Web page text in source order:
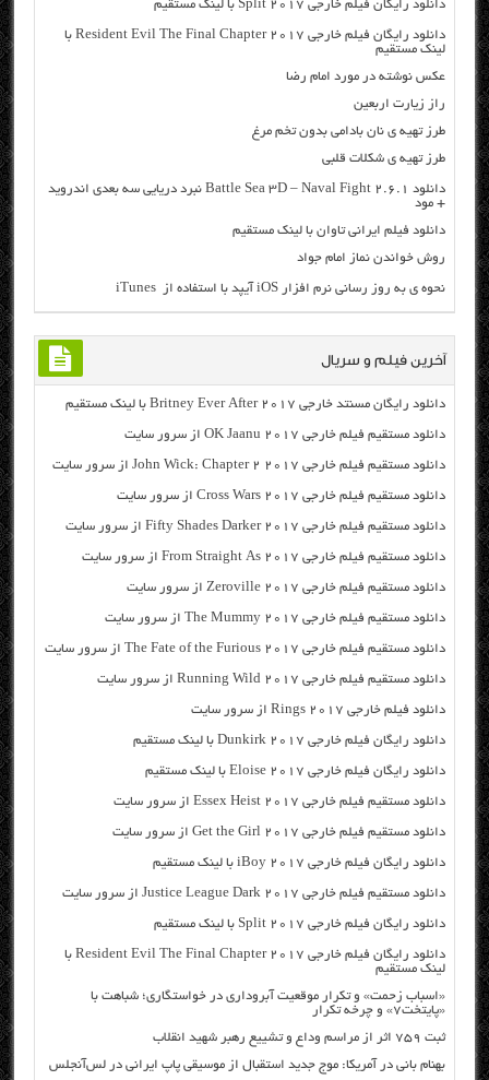
دانلود رایگان فیلم خارجی Split 2017 با لینک مستقیم
دانلود رایگان فیلم خارجی Resident Evil The Final Chapter 2017 با
لینک مستقیم
عکس نوشته در مورد امام رضا
راز زیارت اربعین
طرز تهیه ی نان بادامی بدون تخم مرغ
طرز تهیه ی شکلات قلبی
دانلود Battle Sea 3D – Naval Fight 2.6.1 نبرد دریایی سه بعدی اندروید
+ مود
دانلود فیلم ایرانی تاوان با لینک مستقیم
روش خواندن نماز امام جواد
نحوه ی به روز رسانی نرم افزار iOS آیپد با استفاده از iTunes
آخرین فیلم و سریال
دانلود رایگان مسنتد خارجی Britney Ever After 2017 با لینک مستقیم
دانلود مستقیم فیلم خارجی OK Jaanu 2017 از سرور سایت
دانلود مستقیم فیلم خارجی John Wick: Chapter 2 2017 از سرور سایت
دانلود مستقیم فیلم خارجی Cross Wars 2017 از سرور سایت
دانلود مستقیم فیلم خارجی Fifty Shades Darker 2017 از سرور سایت
دانلود مستقیم فیلم خارجی From Straight As 2017 از سرور سایت
دانلود مستقیم فیلم خارجی Zeroville 2017 از سرور سایت
دانلود مستقیم فیلم خارجی The Mummy 2017 از سرور سایت
دانلود مستقیم فیلم خارجی The Fate of the Furious 2017 از سرور سایت
دانلود مستقیم فیلم خارجی Running Wild 2017 از سرور سایت
دانلود فیلم خارجی Rings 2017 از سرور سایت
دانلود رایگان فیلم خارجی Dunkirk 2017 با لینک مستقیم
دانلود رایگان فیلم خارجی Eloise 2017 با لینک مستقیم
دانلود مستقیم فیلم خارجی Essex Heist 2017 از سرور سایت
دانلود مستقیم فیلم خارجی Get the Girl 2017 از سرور سایت
دانلود رایگان فیلم خارجی iBoy 2017 با لینک مستقیم
دانلود مستقیم فیلم خارجی Justice League Dark 2017 از سرور سایت
دانلود رایگان فیلم خارجی Split 2017 با لینک مستقیم
دانلود رایگان فیلم خارجی Resident Evil The Final Chapter 2017 با
لینک مستقیم
«اسباب زحمت» و تکرار موقعیت آبروداری در خواستگاری؛ شباهت با
«پایتخت۷» و چرخه تکرار
ثبت ۷۵۹ اثر از مراسم وداع و تشییع رهبر شهید انقلاب
بهنام بانی در آمریکا: موج جدید استقبال از موسیقی پاپ ایرانی در لس‌آنجلس